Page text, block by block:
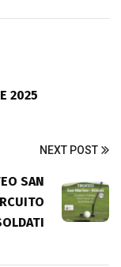
2025
NEXT POST
SAN